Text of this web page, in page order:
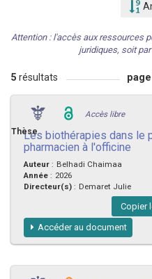
Attention : l'accès aux ressources
juridiques, soit
5 résultats page
Accès libre
ThèseLes biothérapies dans le
pharmacien à l'officine
Auteur : Belhadi Chaimaa
Année : 2026
Directeur(s) : Demaret Julie
Copier
Accéder au document